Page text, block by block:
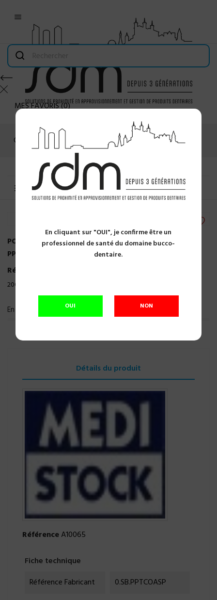
En cliquant sur "OUI", je confirme être un
professionnel de santé du domaine bucco-
dentaire.
OUI NON

MES FAVORIS(0)
Connexion
MENU
POINTES PAPIER STERIBLUE ASS 2% 15-40 X 200
PPTCOASP
Référence:
200 pointes de papier pointes rigides et flexibles
En cours de réapprovisionnement
Détails du produit
RéférenceA10065
Fiche technique
Référence Fabricant
0.SB.PPTCOASP